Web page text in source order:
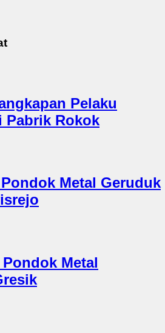
Pelaku
Pabrik Rokok
Metal Geruduk
Metal